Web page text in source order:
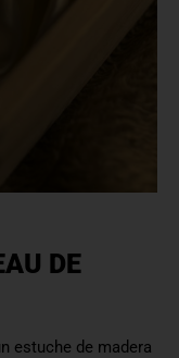
DE
estuche de madera